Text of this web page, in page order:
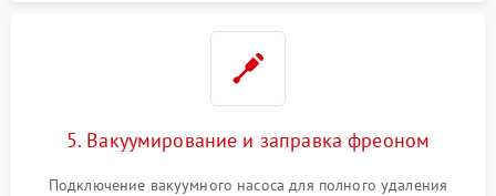
5. Вакуумирование и заправка фреоном
Подключение вакуумного насоса для полного удаления